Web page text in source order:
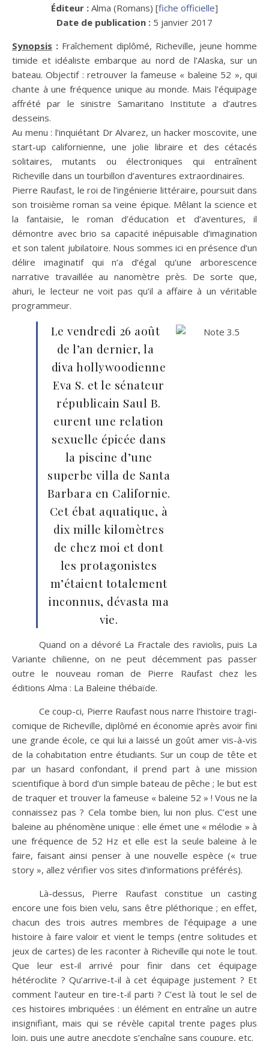
Éditeur : Alma (Romans) [fiche officielle]
Date de publication : 5 janvier 2017
Synopsis : Fraîchement diplômé, Richeville, jeune homme
timide et idéaliste embarque au nord de l’Alaska, sur un
bateau. Objectif : retrouver la fameuse « baleine 52 », qui
chante à une fréquence unique au monde. Mais l’équipage
affrété par le sinistre Samaritano Institute a d’autres
desseins.
Au menu : l’inquiétant Dr Alvarez, un hacker moscovite, une
start-up californienne, une jolie libraire et des cétacés
solitaires, mutants ou électroniques qui entraînent
Richeville dans un tourbillon d’aventures extraordinaires.
Pierre Raufast, le roi de l’ingénierie littéraire, poursuit dans
son troisième roman sa veine épique. Mêlant la science et
la fantaisie, le roman d’éducation et d’aventures, il
démontre avec brio sa capacité inépuisable d’imagination
et son talent jubilatoire. Nous sommes ici en présence d’un
délire imaginatif qui n’a d’égal qu’une arborescence
narrative travaillée au nanomètre près. De sorte que,
ahuri, le lecteur ne voit pas qu’il a affaire à un véritable
programmeur.
Le vendredi 26 août
de l’an dernier, la
diva hollywoodienne
Eva S. et le sénateur
républicain Saul B.
eurent une relation
sexuelle épicée dans
la piscine d’une
superbe villa de Santa
Barbara en Californie.
Cet ébat aquatique, à
dix mille kilomètres
de chez moi et dont
les protagonistes
m’étaient totalement
inconnus, dévasta ma
vie.
Quand on a dévoré La Fractale des raviolis, puis La
Variante chilienne, on ne peut décemment pas passer
outre le nouveau roman de Pierre Raufast chez les
éditions Alma : La Baleine thébaïde.
Ce coup-ci, Pierre Raufast nous narre l’histoire tragi-
comique de Richeville, diplômé en économie après avoir fini
une grande école, ce qui lui a laissé un goût amer vis-à-vis
de la cohabitation entre étudiants. Sur un coup de tête et
par un hasard confondant, il prend part à une mission
scientifique à bord d’un simple bateau de pêche ; le but est
de traquer et trouver la fameuse « baleine 52 » ! Vous ne la
connaissez pas ? Cela tombe bien, lui non plus. C’est une
baleine au phénomène unique : elle émet une « mélodie » à
une fréquence de 52 Hz et elle est la seule baleine à le
faire, faisant ainsi penser à une nouvelle espèce (« true
story », allez vérifier vos sites d’informations préférés).
Là-dessus, Pierre Raufast constitue un casting
encore une fois bien velu, sans être pléthorique ; en effet,
chacun des trois autres membres de l’équipage a une
histoire à faire valoir et vient le temps (entre solitudes et
jeux de cartes) de les raconter à Richeville qui note le tout.
Que leur est-il arrivé pour finir dans cet équipage
hétéroclite ? Qu’arrive-t-il à cet équipage justement ? Et
comment l’auteur en tire-t-il parti ? C’est là tout le sel de
ces histoires imbriquées : un élément en entraîne un autre
insignifiant, mais qui se révèle capital trente pages plus
loin, puis une autre anecdote s’enchaîne sans coupure, etc.